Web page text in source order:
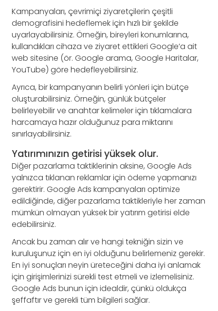
Kampanyaları, çevrimiçi ziyaretçilerin çeşitli
demografisini hedeflemek için hızlı bir şekilde
uyarlayabilirsiniz. Örneğin, bireyleri konumlarına,
kullandıkları cihaza ve ziyaret ettikleri Google’a ait
web sitesine (ör. Google arama, Google Haritalar,
YouTube) göre hedefleyebilirsiniz.
Ayrıca, bir kampanyanın belirli yönleri için bütçe
oluşturabilirsiniz. Örneğin, günlük bütçeler
belirleyebilir ve anahtar kelimeler için tıklamalara
harcamaya hazır olduğunuz para miktarını
sınırlayabilirsiniz.
Yatırımınızın getirisi yüksek olur.
Diğer pazarlama taktiklerinin aksine, Google Ads
yalnızca tıklanan reklamlar için ödeme yapmanızı
gerektirir. Google Ads kampanyaları optimize
edildiğinde, diğer pazarlama taktikleriyle her zaman
mümkün olmayan yüksek bir yatırım getirisi elde
edebilirsiniz.
Ancak bu zaman alır ve hangi tekniğin sizin ve
kuruluşunuz için en iyi olduğunu belirlemeniz gerekir.
En iyi sonuçları neyin üreteceğini daha iyi anlamak
için girişimlerinizi sürekli test etmeli ve izlemelisiniz.
Google Ads bunun için idealdir, çünkü oldukça
şeffaftır ve gerekli tüm bilgileri sağlar.